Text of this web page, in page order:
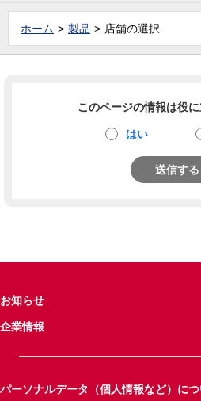
ホーム 製品 店舗の選択
このページの情報は役
はい
送信する
お知らせ
企業情報
パーソナルデータ（個人情報など）につ